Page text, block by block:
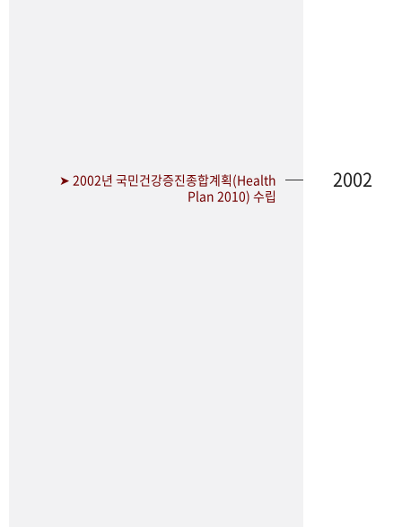
➤ 2002년 국민건강증진종합계획(Health
Plan 2010) 수립
2002